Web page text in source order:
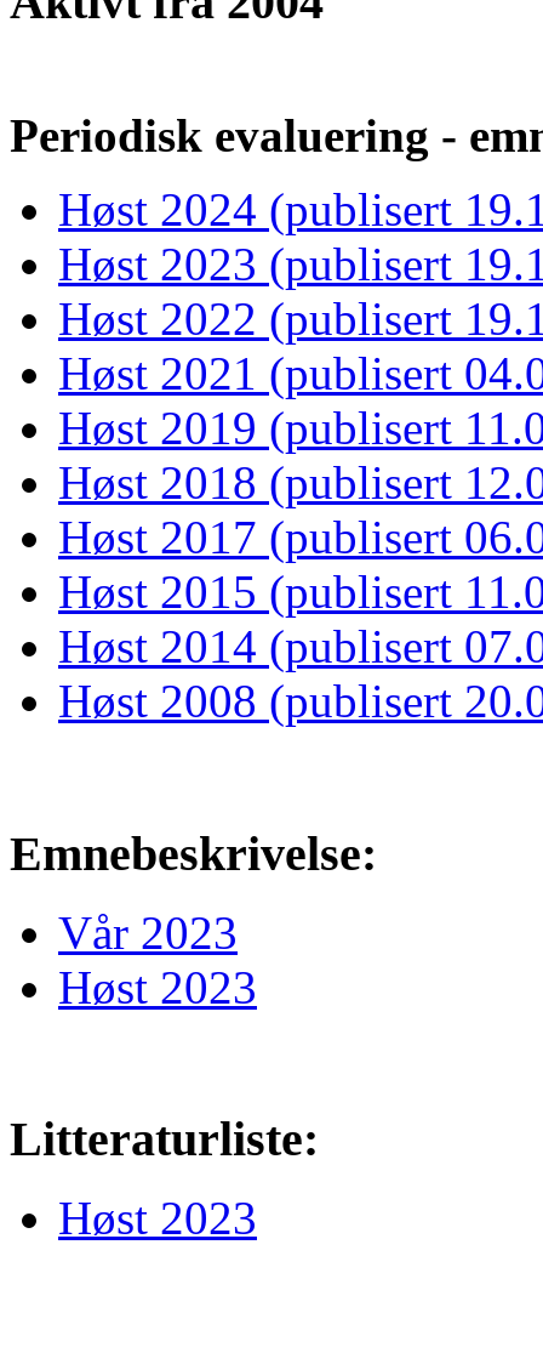
Periodisk evaluering -
Høst 2024 (publisert
Høst 2023 (publisert
Høst 2022 (publisert
Høst 2021 (publisert
Høst 2019 (publisert
Høst 2018 (publisert
Høst 2017 (publisert
Høst 2015 (publisert
Høst 2014 (publisert
Høst 2008 (publisert
Emnebeskrivelse:
Vår 2023
Høst 2023
Litteraturliste:
Høst 2023